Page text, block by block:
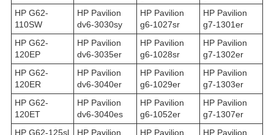
HP G62-
110SW
HP Pavilion
dv6-3030sy
HP Pavilion
g6-1027sr
HP Pavilion
g7-1301er
HP G62-
120EP
HP Pavilion
dv6-3035er
HP Pavilion
g6-1028sr
HP Pavilion
g7-1302er
HP G62-
120ER
HP Pavilion
dv6-3040er
HP Pavilion
g6-1029er
HP Pavilion
g7-1303er
HP G62-
120ET
HP Pavilion
dv6-3040es
HP Pavilion
g6-1052er
HP Pavilion
g7-1307er
HP G62-125sl
HP Pavilion
HP Pavilion
HP Pavilion